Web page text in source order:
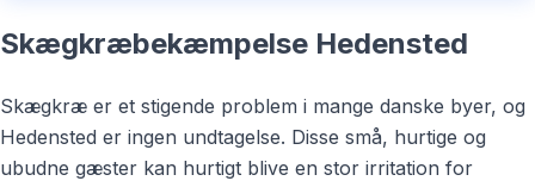
Skægkræbekæmpelse Hedensted
Skægkræ er et stigende problem i mange danske byer, og
Hedensted er ingen undtagelse. Disse små, hurtige og
ubudne gæster kan hurtigt blive en stor irritation for